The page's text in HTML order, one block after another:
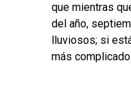
que mientras
del año,
lluviosos; si
más